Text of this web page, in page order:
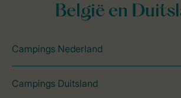
België en
Campings Nederland
Campings Duitsland